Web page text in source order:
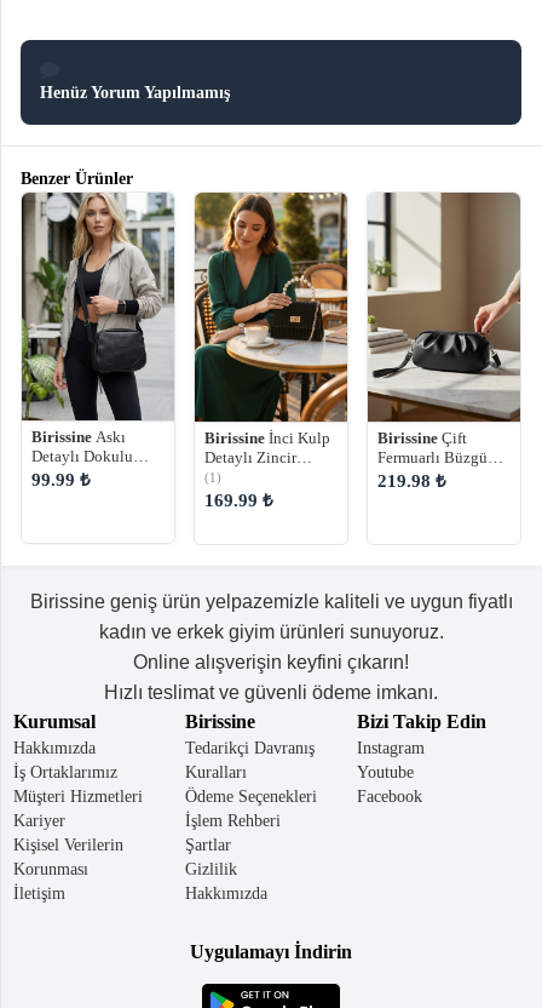
Henüz Yorum Yapılmamış
Benzer Ürünler
Birissine Askı
Detaylı Dokulu
Kadın Çapraz Çanta
99.99 ₺
Birissine İnci Kulp
Detaylı Zincir
Askılı Kadın El ve
Omuz Çantası
(1)
169.99 ₺
Birissine Çift
Fermuarlı Büzgü
Detaylı Kadın
219.98 ₺
Birissine geniş ürün yelpazemizle kaliteli ve uygun fiyatlı
kadın ve erkek giyim ürünleri sunuyoruz.
Online alışverişin keyfini çıkarın!
Hızlı teslimat ve güvenli ödeme imkanı.
Kurumsal
Hakkımızda
İş Ortaklarımız
Müşteri Hizmetleri
Kariyer
Kişisel Verilerin
Korunması
İletişim
Birissine
Tedarikçi Davranış
Kuralları
Ödeme Seçenekleri
İşlem Rehberi
Şartlar
Gizlilik
Hakkımızda
Bizi Takip Edin
Instagram
Youtube
Facebook
Uygulamayı İndirin